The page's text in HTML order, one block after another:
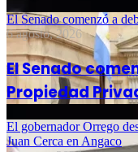
El Senado comenzó a
6 agosto, 2026
El Senado
Propiedad
El gobernador Orrego
Juan Cerca en Angaco